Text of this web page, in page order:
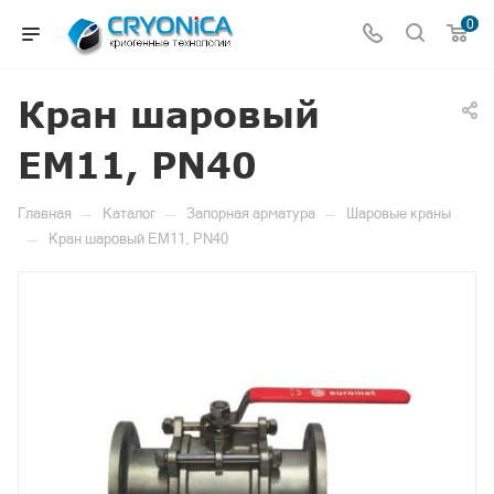
0
Кран шаровый
EM11, PN40
Главная — Каталог — Запорная арматура — Шаровые краны
— Кран шаровый EM11, PN40